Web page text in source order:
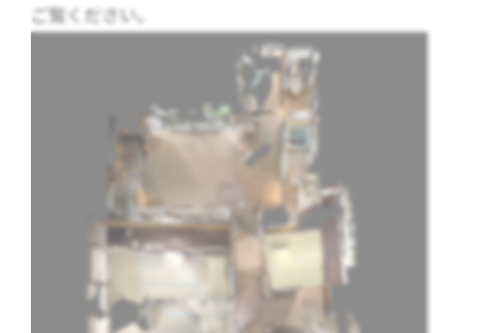
ご覧ください。